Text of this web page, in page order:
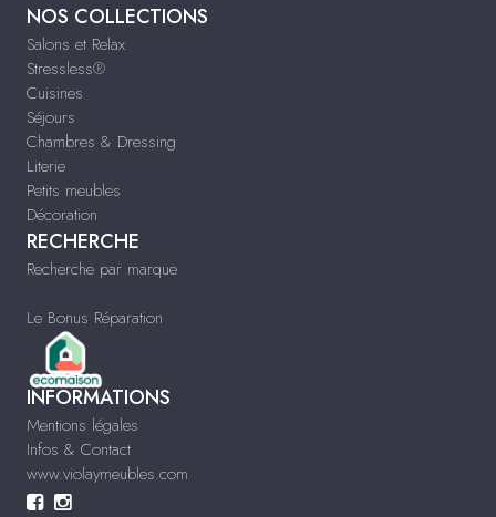
NOS COLLECTIONS
Salons et Relax
Stressless®
Cuisines
Séjours
Chambres & Dressing
Literie
Petits meubles
Décoration
RECHERCHE
Recherche par marque
Le Bonus Réparation
INFORMATIONS
Mentions légales
Infos & Contact
www.violaymeubles.com